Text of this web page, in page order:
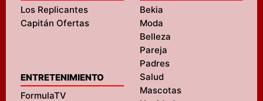
Los Replicantes
Capitán Ofertas
ENTRETENIMIENTO
FormulaTV
Bekia
Moda
Belleza
Pareja
Padres
Salud
Mascotas